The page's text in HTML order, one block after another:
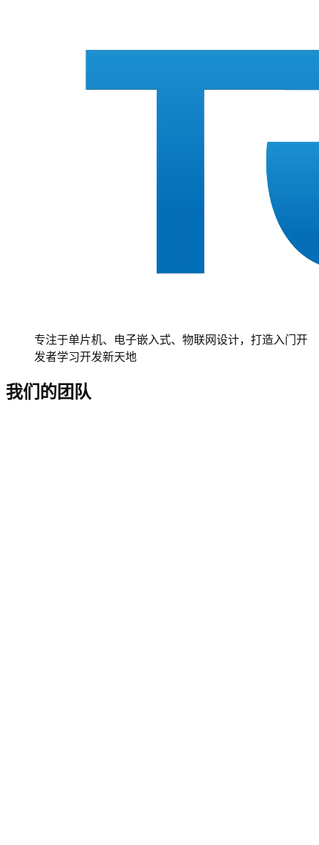
专注于单片机、电子嵌入式、物联网设计，打造入门开
发者学习开发新天地
我们的团队